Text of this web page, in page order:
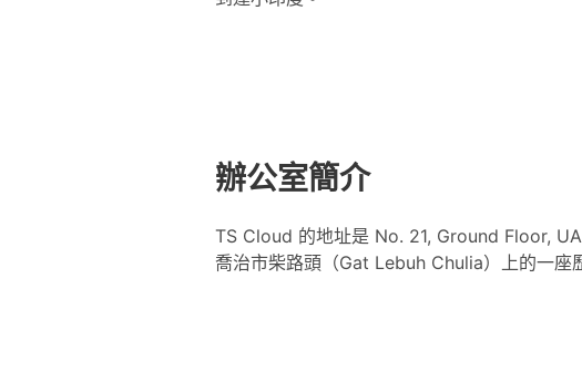
辦公室簡介
TS Cloud 的地址是 No. 21, Ground Floor,
喬治市柴路頭（Gat Lebuh Chulia）上的一座